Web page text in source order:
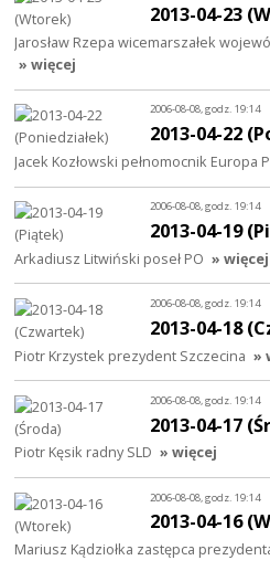
2013-04-23
Jarosław Rzepa wicemarszałek
» więcej
2006-08-08, godz. 19:14
2013-04-22
Jacek Kozłowski pełnomocnik Europa
2006-08-08, godz. 19:14
2013-04-19
Arkadiusz Litwiński poseł PO » więcej
2006-08-08, godz. 19:14
2013-04-18
Piotr Krzystek prezydent Szczecina »
2006-08-08, godz. 19:14
2013-04-17
Piotr Kęsik radny SLD » więcej
2006-08-08, godz. 19:14
2013-04-16
Mariusz Kądziołka zastępca